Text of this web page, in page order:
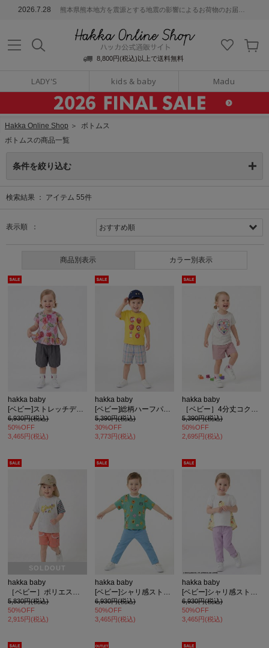
2026.7.28 熊本県熊本地方を震源とする地震の影響によるお荷物のお届けについて
8,800円(税込)以上で送料無料
LADY'S kids & baby Madu
通販サイト
販サイト
Hakka Online Shop ＞ ボトムス
ボトムスの商品一覧
条件を絞り込む
検索結果 ： アイテム 55件
表示順 ：
商品別表示 カラー別表示
hakka baby
[ベビー]ストレッチデニムハーフパンツ
6,930円(税込)
50%OFF
3,465円(税込)
hakka baby
5,390円(税込)
30%OFF
3,773円(税込)
hakka baby
5,390円(税込)
50%OFF
2,695円(税込)
SOLDOUT
hakka baby
［ベビー］ポリエステルサッカー4分丈ストレートパンツ
5,830円(税込)
50%OFF
2,915円(税込)
hakka baby
[ベビー]シャリ感ストレッチスリムパンツ
6,930円(税込)
50%OFF
3,465円(税込)
hakka baby
[ベビー]シャリ感ストレッチスリムパンツ
6,930円(税込)
50%OFF
3,465円(税込)